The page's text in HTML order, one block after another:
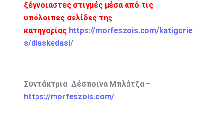
ξέγνοιαστες στιγμές μέσα από τις
υπόλοιπες σελίδες της
κατηγορίας https://morfeszois.com/katigorie
s/diaskedasi/
Συντάκτρια Δέσποινα Μπλάτζα –
https://morfeszois.com/